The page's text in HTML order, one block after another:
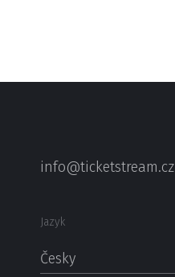
info@ticketstream.cz
Jazyk
Česky